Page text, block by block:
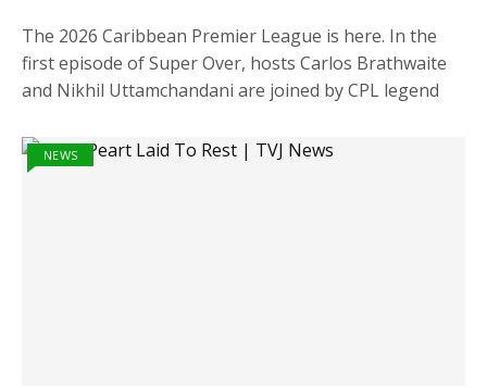
The 2026 Caribbean Premier League is here. In the
first episode of Super Over, hosts Carlos Brathwaite
and Nikhil Uttamchandani are joined by CPL legend
NEWS